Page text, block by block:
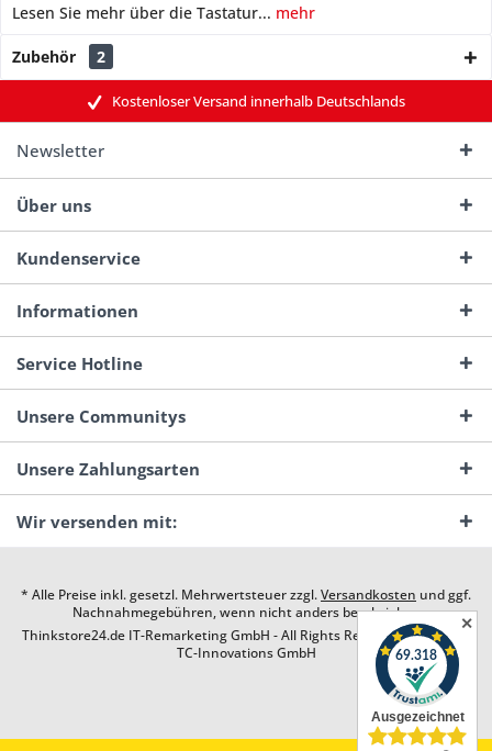
Lesen Sie mehr über die Tastatur... mehr
Zubehör 2
Kostenloser Versand innerhalb Deutschlands
Newsletter
Über uns
Kundenservice
Informationen
Service Hotline
Unsere Communitys
Unsere Zahlungsarten
Wir versenden mit:
* Alle Preise inkl. gesetzl. Mehrwertsteuer zzgl.Versandkosten und ggf.
Nachnahmegebühren, wenn nicht anders beschrieben
Thinkstore24.de IT-Remarketing GmbH - All Rights Reserved. Design by
TC-Innovations GmbH
✕